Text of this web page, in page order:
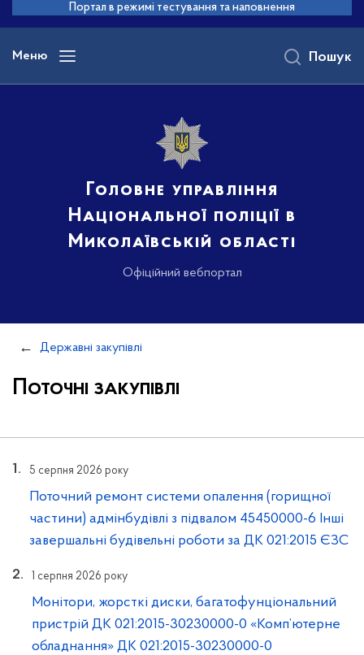
основного
вмісту
Портал в режимі тестування та наповнення
Меню
Головне управління
Національної поліції в
Миколаївській області
Офіційний вебпортал
Пошук
Державні закупівлі
Поточні закупівлі
5 серпня 2026 року
Поточний ремонт системи опалення (горищної
частини) адмінбудівлі з підвалом 45450000-6 Інші
завершальні будівельні роботи за ДК 021:2015 ЄЗС
1 серпня 2026 року
Монітори, жорсткі диски, багатофунціональний
пристрій ДК 021:2015-30230000-0 «Комп’ютерне
обладнання» ДК 021:2015-30230000-0